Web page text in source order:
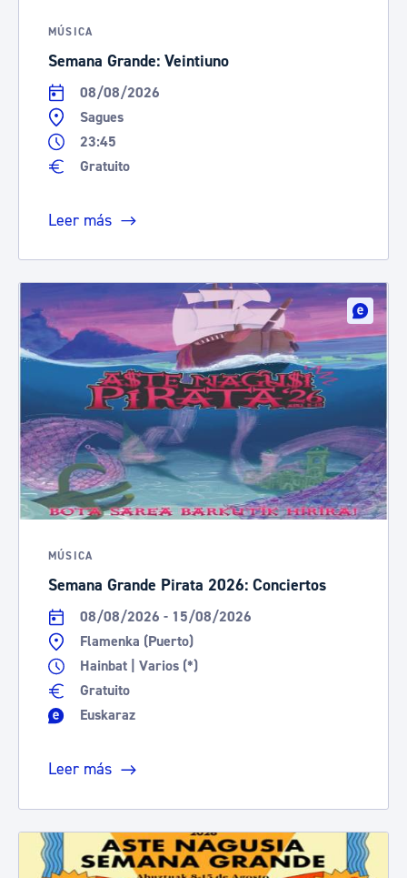
MÚSICA
Semana Grande: Veintiuno
08/08/2026
Sagues
23:45
Gratuito
Leer más
MÚSICA
Semana Grande Pirata 2026: Conciertos
08/08/2026 - 15/08/2026
Flamenka (Puerto)
Hainbat | Varios (*)
Gratuito
Euskaraz
Leer más